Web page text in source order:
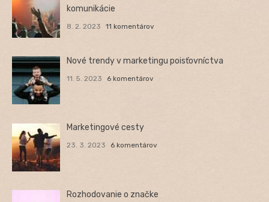
komunikácie
8. 2. 2023 11 komentárov
Nové trendy v marketingu poisťovníctva
11. 5. 2023 6 komentárov
Marketingové cesty
23. 3. 2023 6 komentárov
Rozhodovanie o značke